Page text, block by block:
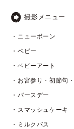
撮影メニュー
・ニューボーン
・ベビー
・ベビーアート
・お宮参り・初節句
・バースデー
・スマッシュケーキ
・ミルクバス